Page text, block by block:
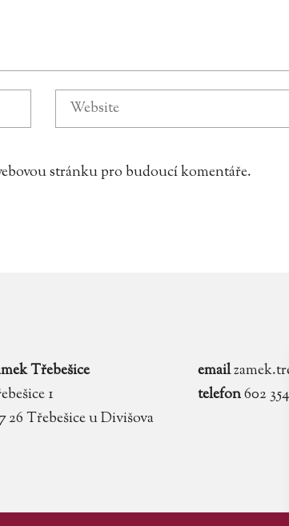
stránku pro budoucí komentáře.
Třebešice
1
26 Třebešice u Divišova
email
telefon602 354